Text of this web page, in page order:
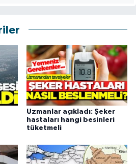
Uzmanlar açıkladı: Şeker
hastaları hangi besinleri
tüketmeli